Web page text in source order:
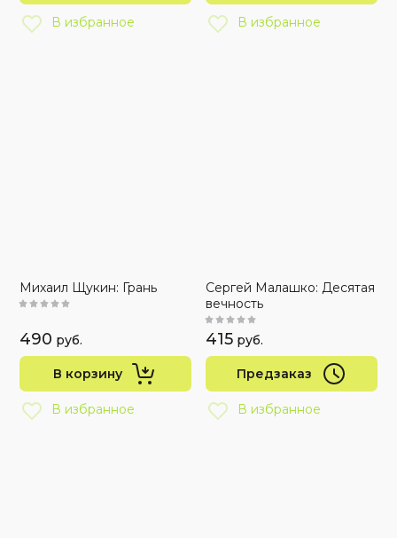
В избранное В избранное
Михаил Щукин: Грань
490 руб.
В корзину
В избранное
Сергей Малашко: Десятая
вечность
415 руб.
Предзаказ
В избранное